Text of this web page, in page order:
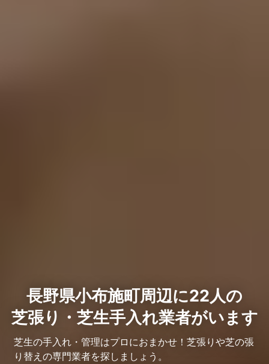
長野県小布施町周辺に22人の
芝張り・芝生手入れ業者がいます
芝生の手入れ・管理はプロにおまかせ！芝張りや芝の張
り替えの専門業者を探しましょう。